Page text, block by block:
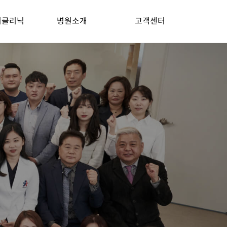
리닉 병원소개 고객센터